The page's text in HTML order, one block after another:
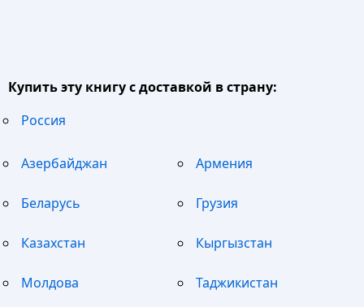
Купить эту книгу с доставкой в страну:
Россия
Азербайджан Армения
Беларусь Грузия
Казахстан Кыргызстан
Молдова Таджикистан